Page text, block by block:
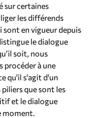
sur certaines
les différends
en vigueur depuis
le dialogue
soit, nous
procéder à une
qu'il s'agit d'un
que sont les
et le dialogue
moment.